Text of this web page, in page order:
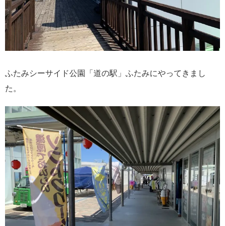
ふたみシーサイド公園「道の駅」ふたみにやってきまし
た。